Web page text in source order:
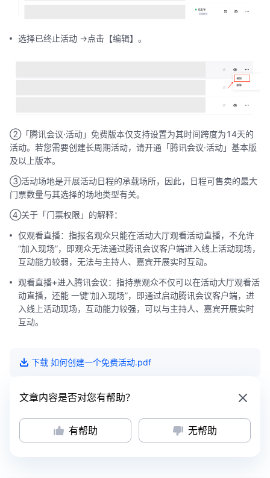
选择已终止活动 ->点击【编辑】。
②「腾讯会议·活动」免费版本仅支持设置为其时间跨度为14天的
活动。若您需要创建长周期活动，请开通「腾讯会议·活动」基本版
及以上版本。
③活动场地是开展活动日程的承载场所，因此，日程可售卖的最大
门票数量与其选择的场地类型有关。
④关于「门票权限」的解释：
仅观看直播：指报名观众只能在活动大厅观看活动直播，不允许
“加入现场”，即观众无法通过腾讯会议客户端进入线上活动现场，
互动能力较弱，无法与主持人、嘉宾开展实时互动。
观看直播+进入腾讯会议：指持票观众不仅可以在活动大厅观看活
动直播，还能 一键“加入现场”，即通过启动腾讯会议客户端，进
入线上活动现场，互动能力较强，可以与主持人、嘉宾开展实时
互动。
下载 如何创建一个免费活动.pdf
文章内容是否对您有帮助？
有帮助 无帮助